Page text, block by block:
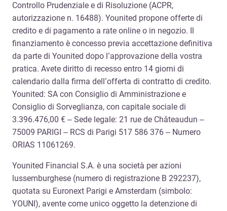
Controllo Prudenziale e di Risoluzione (ACPR,
autorizzazione n. 16488). Younited propone offerte di
credito e di pagamento a rate online o in negozio. Il
finanziamento è concesso previa accettazione definitiva
da parte di Younited dopo l’approvazione della vostra
pratica. Avete diritto di recesso entro 14 giorni di
calendario dalla firma dell’offerta di contratto di credito.
Younited: SA con Consiglio di Amministrazione e
Consiglio di Sorveglianza, con capitale sociale di
3.396.476,00 € – Sede legale: 21 rue de Châteaudun –
75009 PARIGI – RCS di Parigi 517 586 376 – Numero
ORIAS 11061269.
Younited Financial S.A. è una società per azioni
lussemburghese (numero di registrazione B 292237),
quotata su Euronext Parigi e Amsterdam (simbolo:
YOUNI), avente come unico oggetto la detenzione di